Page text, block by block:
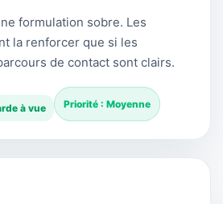
formulation sobre. Les
la renforcer que si les
de contact sont clairs.
à vue Priorité : Moyenne